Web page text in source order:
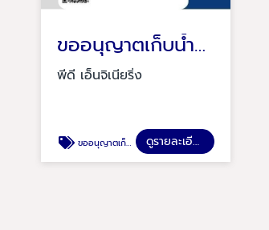
ขออนุญาตเก็บน้ำมันเชื้อเพลิง
พีดี เอ็นจิเนียริ่ง
ขออนุญาตเก็บน้ำมันเชื้อเพลิง ดูรายละเอียด